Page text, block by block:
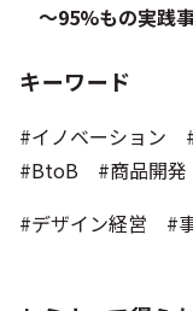
〜95%もの実践
キーワード
#イノベーション
#BtoB #商品開発
#デザイン経営 #